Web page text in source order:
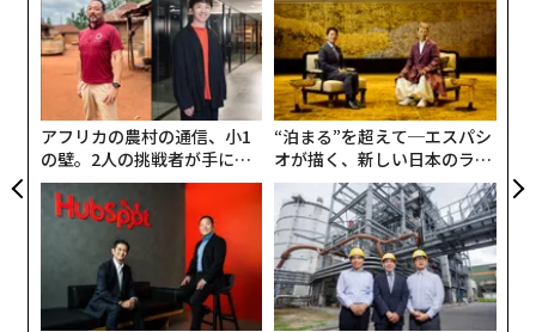
アフリカの農村の通信、小1
の壁。2人の挑戦者が手にし
た「次なる武器」
“泊まる”を超えて─エスパシ
オが描く、新しい日本のラグ
ジュアリー（中編）